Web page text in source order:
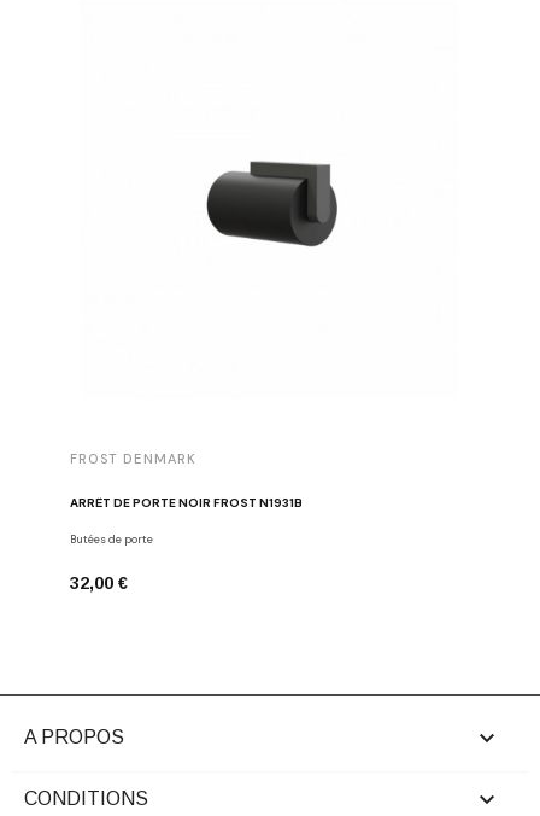
FROST DENMARK
ARRÊT DE PORTE NOIR FROST N1931B
Butées de porte
32,00 €
A PROPOS 
CONDITIONS 